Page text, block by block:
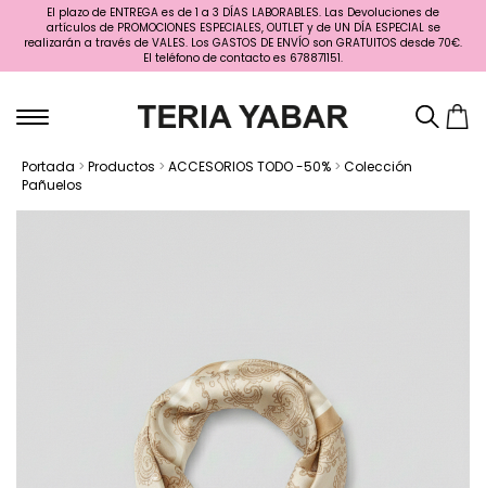
El plazo de ENTREGA es de 1 a 3 DÍAS LABORABLES. Las Devoluciones de
artículos de PROMOCIONES ESPECIALES, OUTLET y de UN DÍA ESPECIAL se
realizarán a través de VALES. Los GASTOS DE ENVÍO son GRATUITOS desde 70€.
El teléfono de contacto es 678871151.
Portada > Productos > ACCESORIOS TODO -50% > Colección
Pañuelos